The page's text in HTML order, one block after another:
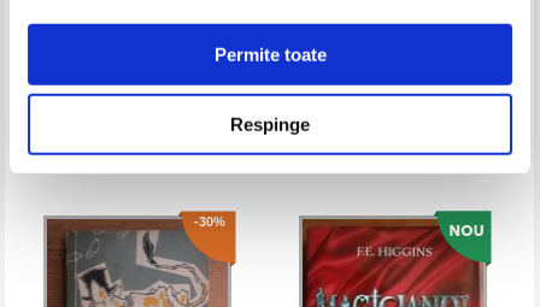
Permite toate
Respinge
dragoste
Adaugă în coș Adaugă în coș
-30%